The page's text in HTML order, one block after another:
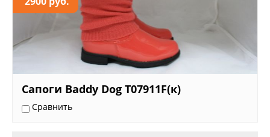
Сапоги Baddy Dog T07911F(к)
Сравнить